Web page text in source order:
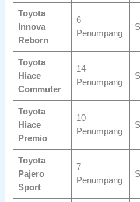
Toyota
Innova
Reborn
6
Penumpang
Toyota
Hiace
Commuter
14
Penumpang
Toyota
Hiace
Premio
10
Penumpang
Toyota
Pajero
Sport
7
Penumpang